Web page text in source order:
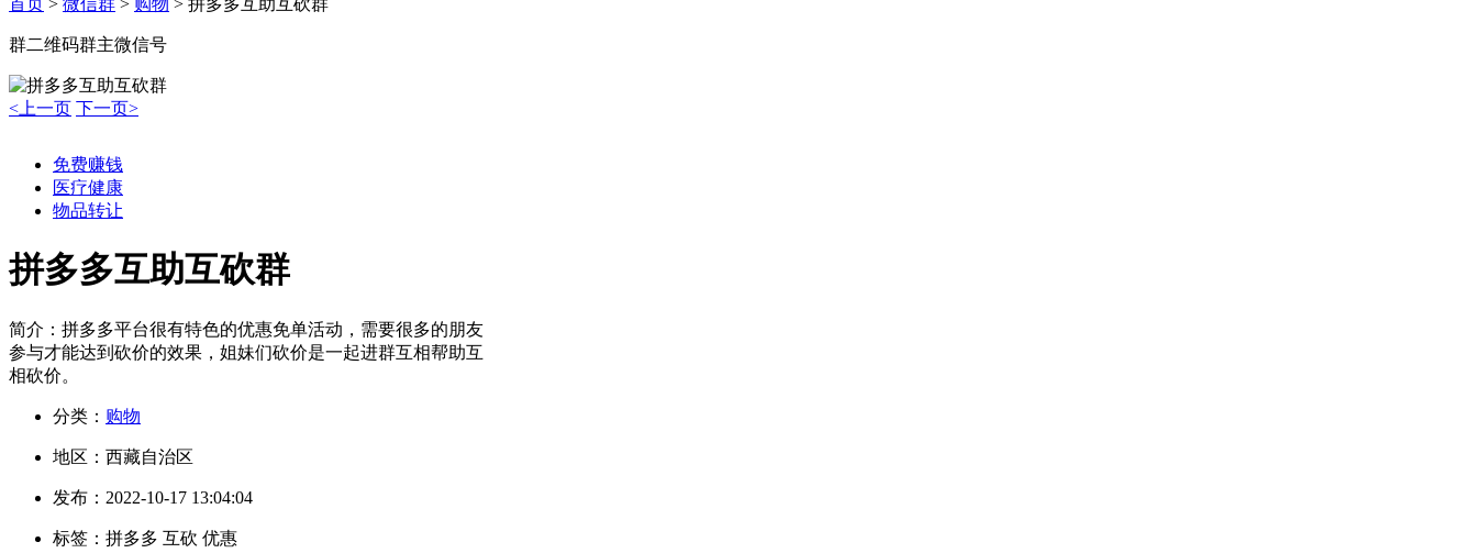
群二维码群主微信号
<上一页 下一页>
免费赚钱
医疗健康
物品转让
拼多多互助互砍群
简介： 拼多多平台很有特色的优惠免单活动，需要很多的朋友
参与才能达到砍价的效果，姐妹们砍价是一起进群互相帮助互
相砍价。
分类： 购物
地区： 西藏自治区
发布： 2022-10-17 13:04:04
标签： 拼多多 互砍 优惠